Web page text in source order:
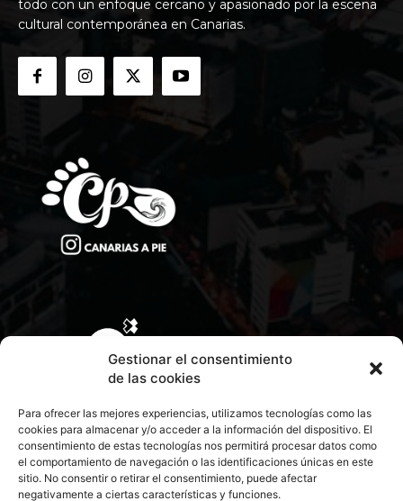
Gestionar el consentimiento
de las cookies
Para ofrecer las mejores experiencias, utilizamos tecnologías como las
cookies para almacenar y/o acceder a la información del dispositivo. El
consentimiento de estas tecnologías nos permitirá procesar datos como
el comportamiento de navegación o las identificaciones únicas en este
sitio. No consentir o retirar el consentimiento, puede afectar
negativamente a ciertas características y funciones.
todo con un enfoque cercano y apasionado por la escena
cultural contemporánea en Canarias.
CONTACTA CON NOSOTROS